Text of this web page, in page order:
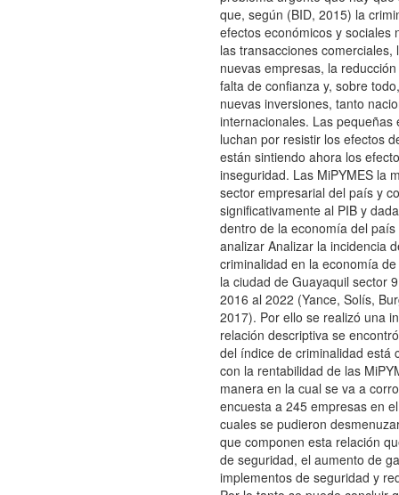
que, según (BID, 2015) la
efectos económicos y sociales
las transacciones comerciales,
nuevas empresas, la
falta de confianza y, sobre
nuevas inversiones, tanto
internacionales. Las pequeñas
luchan por resistir los efectos
están sintiendo ahora los
inseguridad. Las MiPYMES la
sector empresarial del país y
significativamente al PIB y
dentro de la economía del
analizar Analizar la incidencia
criminalidad en la economía
la ciudad de Guayaquil sector
2016 al 2022 (Yance, Solís,
2017). Por ello se realizó una
relación descriptiva se
del índice de criminalidad está
con la rentabilidad de las
manera en la cual se va a
encuesta a 245 empresas en
cuales se pudieron
que componen esta relación
de seguridad, el aumento de
implementos de seguridad y